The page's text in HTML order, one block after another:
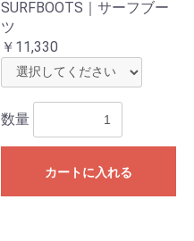
SURFBOOTS｜サーフブー
ツ
￥11,330
数量
カートに入れる